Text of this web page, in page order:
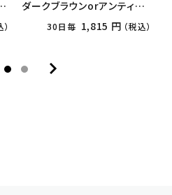
ダークブラウンorアンティー
クナチュラル
30日毎 1,815 円 （税込）